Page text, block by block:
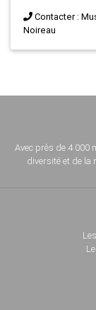
Contacter :
Noireau
Avec près de 4 000
diversité et de la